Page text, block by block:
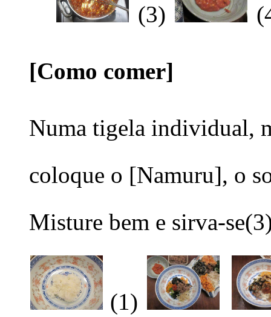
(3)
[Como comer]
Numa tigela individual,
coloque o [Namuru], o
Misture bem e sirva-
(1)